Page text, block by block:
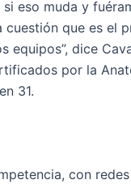
eso muda y
que es el
dice
por la
31.
con